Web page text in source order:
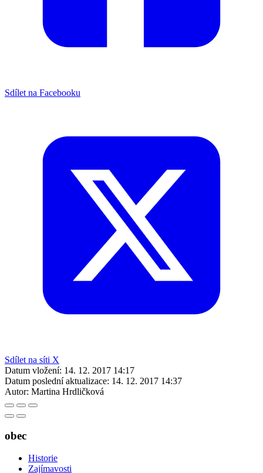
Sdílet na Facebooku
Sdílet na síti X
Datum vložení: 14. 12. 2017 14:17
Datum poslední aktualizace: 14. 12. 2017 14:37
Autor: Martina Hrdličková
obec
Historie
Zajímavosti